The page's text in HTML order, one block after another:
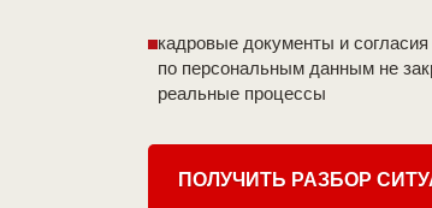
кадровые документы и согласия
по персональным данным не
реальные процессы
ПОЛУЧИТЬ РАЗБОР